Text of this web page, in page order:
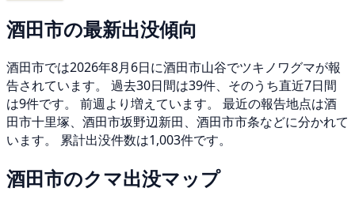
酒田市の最新出没傾向
酒田市では2026年8月6日に酒田市山谷でツキノワグマが報
告されています。 過去30日間は39件、そのうち直近7日間
は9件です。 前週より増えています。 最近の報告地点は酒
田市十里塚、酒田市坂野辺新田、酒田市市条などに分かれて
います。 累計出没件数は1,003件です。
酒田市のクマ出没マップ